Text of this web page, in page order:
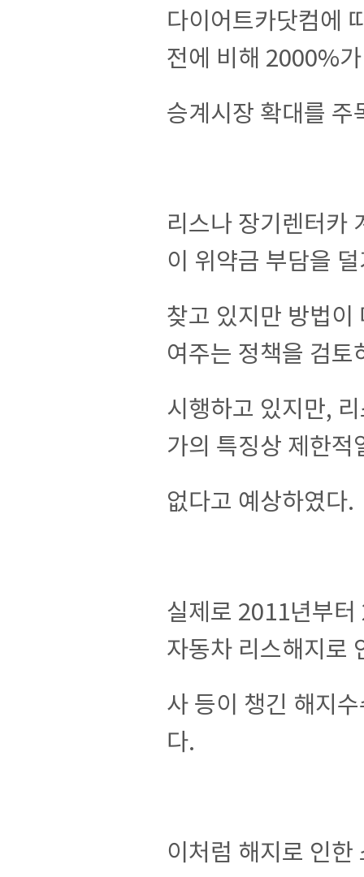
다이어트카닷컴에
전에 비해 2000%
승계시장 확대를
리스나 장기렌터카
이 위약금 부담을
찾고 있지만 방법이
여주는 정책을 검
시행하고 있지만,
가의 특징상 제한적
없다고 예상하였다.
실제로 2011년부
자동차 리스해지로
사 등이 챙긴 해지
다.
이처럼 해지로 인